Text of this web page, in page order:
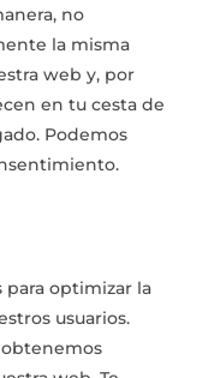
no
la misma
web y, por
en tu cesta de
Podemos
para optimizar la
usuarios.
obtenemos